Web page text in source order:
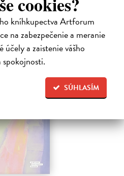
kníhkupectva Artforum
na zabezpečenie a meranie
a zaistenie vášho
SÚHLASÍM